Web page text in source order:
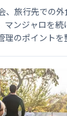
、旅行先での
マンジャロを
のポイントを